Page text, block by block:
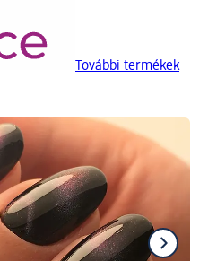
További termékek